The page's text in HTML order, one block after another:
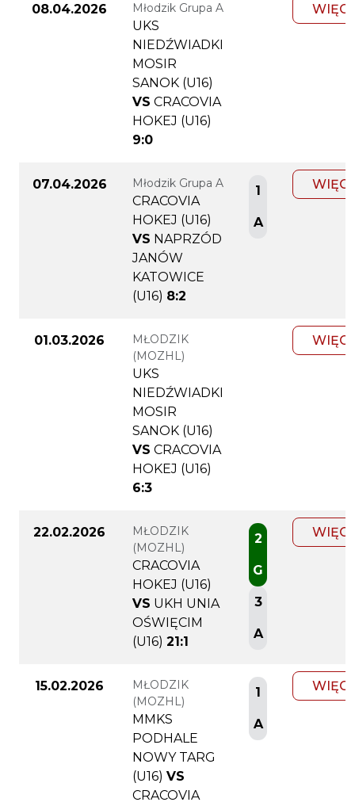
08.04.2026 Młodzik Grupa A
UKS
NIEDŹWIADKI
MOSIR
SANOK (U16)
VS CRACOVIA
HOKEJ (U16)
9:0
07.04.2026 Młodzik Grupa A
CRACOVIA
HOKEJ (U16)
VS NAPRZÓD
JANÓW
KATOWICE
(U16) 8:2
1
A
01.03.2026
MŁODZIK
(MOZHL)
UKS
NIEDŹWIADKI
MOSIR
SANOK (U16)
VS CRACOVIA
HOKEJ (U16)
6:3
22.02.2026
MŁODZIK
(MOZHL)
CRACOVIA
HOKEJ (U16)
VS UKH UNIA
OŚWIĘCIM
(U16) 21:1
2
G
3
A
15.02.2026
MŁODZIK
(MOZHL)
MMKS
PODHALE
NOWY TARG
(U16) VS
CRACOVIA
1
A